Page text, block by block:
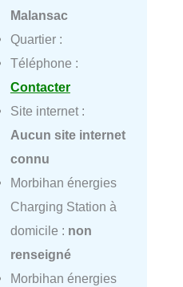
Malansac
Quartier :
Téléphone :
Contacter
Site internet :
Aucun site internet
connu
Morbihan énergies
Charging Station à
domicile : non
renseigné
Morbihan énergies